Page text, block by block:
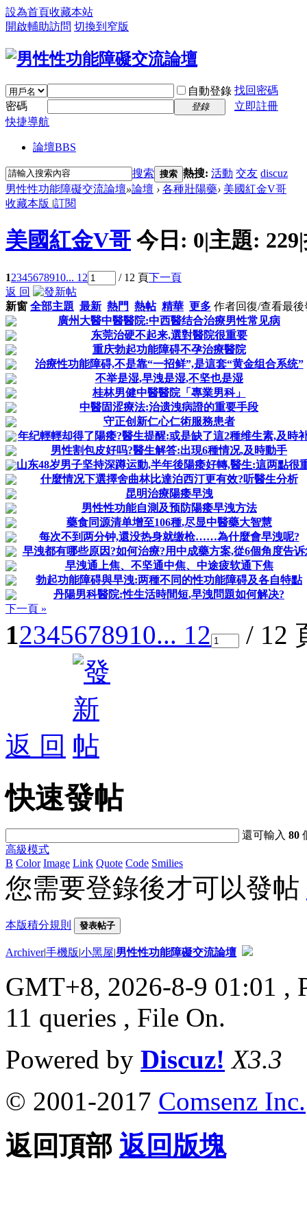
設為首頁收藏本站
開啟輔助訪問 切換到窄版
自動登錄 找回密碼
密碼
登錄
立即註冊
快捷導航
論壇BBS
搜索 搜索 熱搜: 活動 交友 discuz
男性性功能障礙交流論壇»論壇 › 各種壯陽藥› 美國紅金V哥
收藏本版 |訂閱
美國紅金V哥 今日: 0|主題: 229|
12345678910... 12 / 12 頁下一頁
返 回
新窗 全部主題 最新 熱門 熱帖 精華 更多 作者回復/查看最後
廣州大醫中醫醫院:中西醫结合治療男性常见病
东莞治硬不起来,選對醫院很重要
重庆勃起功能障碍不孕治療醫院
治療性功能障碍,不是靠“一招鲜”,是這套“黄金组合系统”
不举是湿,早洩是湿,不坚也是湿
桂林男健中醫醫院「專業男科」
中醫固涩療法:治遗洩病證的重要手段
守正创新仁心仁術服務患者
年纪輕輕却得了陽痿?醫生提醒:或是缺了這2種维生素,及時
男性割包皮好吗?醫生解答:出現6種情况,及時動手
山东48岁男子坚持深蹲运動,半年後陽痿好轉,醫生:這两點很
什麼情况下選擇舍曲林比達泊西汀更有效?听醫生分析
昆明治療陽痿早洩
男性性功能自測及预防陽痿早洩方法
藥食同源清单增至106種,尽显中醫藥大智慧
每次不到两分钟,還没热身就缴枪……為什麼會早洩呢?
早洩都有哪些原因?如何治療?用中成藥方案,從6個角度告诉
早洩通上焦、不坚通中焦、中途疲软通下焦
勃起功能障碍與早洩:两種不同的性功能障碍及各自特點
丹陽男科醫院:性生活時間短,早洩問題如何解决?
下一頁 »
12345678910... 12 / 12
返 回
快速發帖
還可輸入80
高級模式
B Color Image Link Quote Code Smilies
您需要登錄後才可以發帖
本版積分規則 發表帖子
Archiver|手機版|小黑屋|男性性功能障礙交流論壇
GMT+8, 2026-8-9 01:01 ,
11 queries , File On.
Powered by Discuz! X3.3
© 2001-2017 Comsenz Inc.
返回頂部 返回版塊